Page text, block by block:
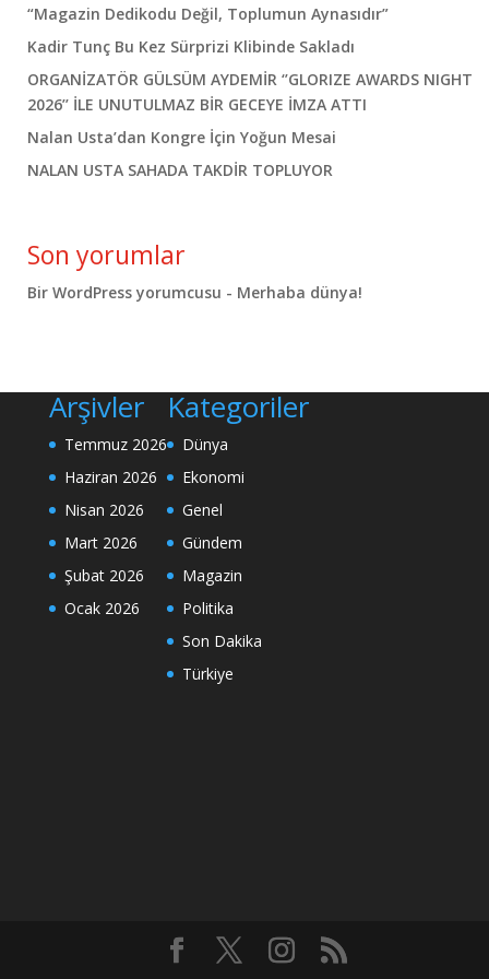
“Magazin Dedikodu Değil, Toplumun Aynasıdır”
Kadir Tunç Bu Kez Sürprizi Klibinde Sakladı
ORGANİZATÖR GÜLSÜM AYDEMİR ‘’GLORIZE AWARDS NIGHT
2026’’ İLE UNUTULMAZ BİR GECEYE İMZA ATTI
Nalan Usta’dan Kongre İçin Yoğun Mesai
NALAN USTA SAHADA TAKDİR TOPLUYOR
Son yorumlar
Bir WordPress yorumcusu - Merhaba dünya!
Arşivler
Temmuz 2026
Haziran 2026
Nisan 2026
Mart 2026
Şubat 2026
Ocak 2026
Kategoriler
Dünya
Ekonomi
Genel
Gündem
Magazin
Politika
Son Dakika
Türkiye